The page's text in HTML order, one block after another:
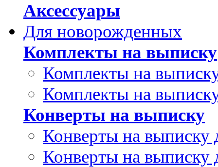
Аксессуары
Для новорожденных
Комплекты на выписку
Комплекты на
Комплекты на
Конверты на выписку
Конверты на выписку
Конверты на выписку